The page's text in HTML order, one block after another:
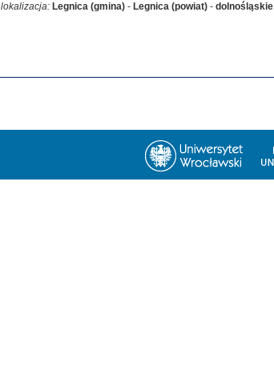
lokalizacja: Legnica (gmina) - Legnica (powiat) - dolnośląskie